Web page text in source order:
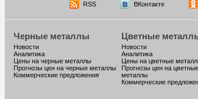
RSS ВКонтакте
Черные металлы
Новости
Аналитика
Цены на черные металлы
Прогнозы цен на черные металлы
Коммерческие предложения
Цветные
Новости
Аналитика
Цены на цветные
Прогнозы цен на цветные
металлы
Коммерческие